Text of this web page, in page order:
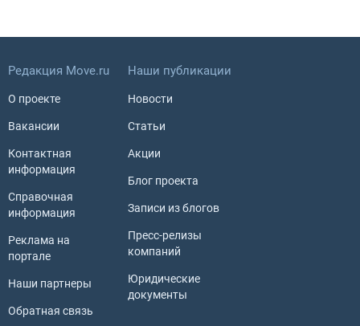
Редакция Move.ru
О проекте
Вакансии
Контактная
информация
Справочная
информация
Реклама на
портале
Наши партнеры
Обратная связь
Наши публикации
Новости
Статьи
Акции
Блог проекта
Записи из блогов
Пресс-релизы
компаний
Юридические
документы